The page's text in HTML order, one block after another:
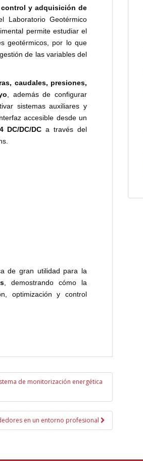
y adquisición de
Laboratorio Geotérmico
permite estudiar el
geotérmicos, por lo que
de las variables del
caudales, presiones,
, además de configurar
sistemas auxiliares y
accesible desde un
DC/DC/DC a través del
de gran utilidad para la
, demostrando cómo la
optimización y control
de monitorización energética
en un entorno profesional